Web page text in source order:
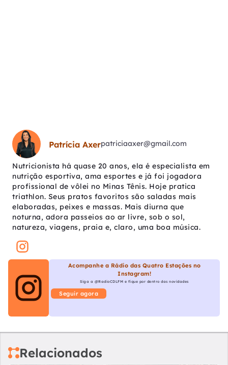
Patrícia Axerpatriciaaxer@gmail.com
Nutricionista há quase 20 anos, ela é especialista em
nutrição esportiva, ama esportes e já foi jogadora
profissional de vôlei no Minas Tênis. Hoje pratica
triathlon. Seus pratos favoritos são saladas mais
elaboradas, peixes e massas. Mais diurna que
noturna, adora passeios ao ar livre, sob o sol,
natureza, viagens, praia e, claro, uma boa música.
Acompanhe a Rádio das Quatro Estações no
Instagram!
Siga a @RadioCDLFM e fique por dentro das novidades
Seguir agora
Relacionados